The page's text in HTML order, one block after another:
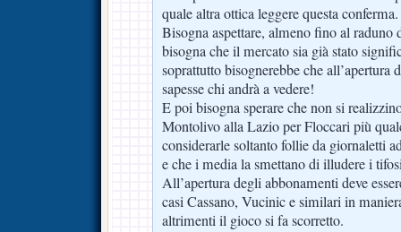
quale altra ottica leggere questa conferma.
Bisogna aspettare, almeno fino al raduno
bisogna che il mercato sia già stato
soprattutto bisognerebbe che
sapesse chi andrà a vedere!
E poi bisogna sperare che non si
Montolivo alla Lazio per Floccari più
considerarle soltanto follie da giornaletti
e che i media la smettano di illudere i
All’apertura degli abbonamenti deve
casi Cassano, Vucinic e similari in
altrimenti il gioco si fa scorretto.